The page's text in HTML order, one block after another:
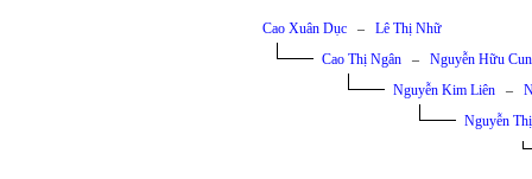
Cao Xuân Dục – Lê Thị Nhữ
Cao Thị Ngân – Nguyễn Hữu
Nguyễn Kim Liên –
Nguyễn